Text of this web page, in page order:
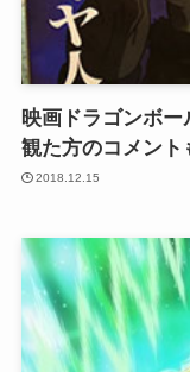
映画ドラゴンボ
観た方のコメン
2018.12.15